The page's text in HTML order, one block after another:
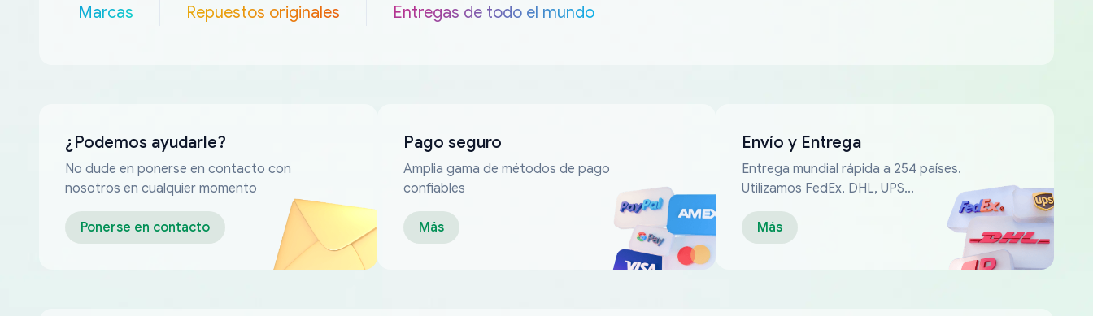
Marcas Repuestos originales Entregas de todo el mundo
¿Podemos ayudarle?
No dude en ponerse en contacto con
nosotros en cualquier momento
Ponerse en contacto
Pago seguro
Amplia gama de métodos de pago
confiables
Más
Envío y Entrega
Entrega mundial rápida a 254 países.
Utilizamos FedEx, DHL, UPS...
Más